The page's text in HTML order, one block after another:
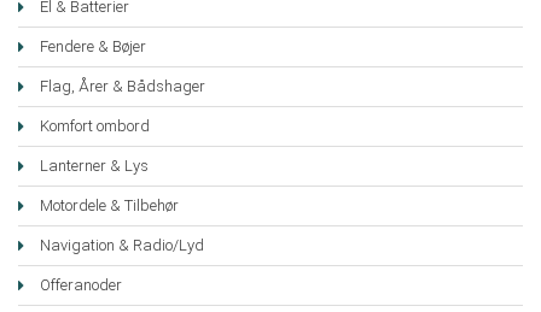
El & Batterier
Fendere & Bøjer
Flag, Årer & Bådshager
Komfort ombord
Lanterner & Lys
Motordele & Tilbehør
Navigation & Radio/Lyd
Offeranoder